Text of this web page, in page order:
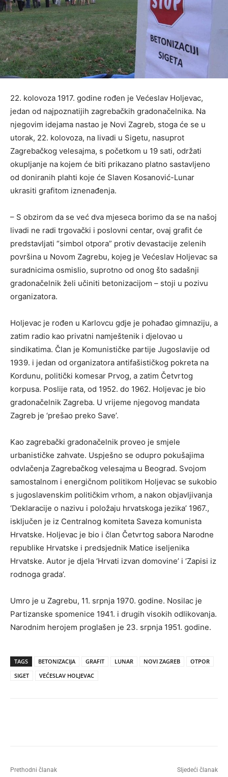
22. kolovoza 1917. godine rođen je Većeslav Holjevac,
jedan od najpoznatijih zagrebačkih gradonačelnika. Na
njegovim idejama nastao je Novi Zagreb, stoga će se u
utorak, 22. kolovoza, na livadi u Sigetu, nasuprot
Zagrebačkog velesajma, s početkom u 19 sati, održati
okupljanje na kojem će biti prikazano platno sastavljeno
od doniranih plahti koje će Slaven Kosanović-Lunar
ukrasiti grafitom iznenađenja.
– S obzirom da se već dva mjeseca borimo da se na našoj
livadi ne radi trgovački i poslovni centar, ovaj grafit će
predstavljati “simbol otpora” protiv devastacije zelenih
površina u Novom Zagrebu, kojeg je Većeslav Holjevac sa
suradnicima osmislio, suprotno od onog što sadašnji
gradonačelnik želi učiniti betonizacijom – stoji u pozivu
organizatora.
Holjevac je rođen u Karlovcu gdje je pohađao gimnaziju, a
zatim radio kao privatni namještenik i djelovao u
sindikatima. Član je Komunističke partije Jugoslavije od
1939. i jedan od organizatora antifašističkog pokreta na
Kordunu, politički komesar Prvog, a zatim Četvrtog
korpusa. Poslije rata, od 1952. do 1962. Holjevac je bio
gradonačelnik Zagreba. U vrijeme njegovog mandata
Zagreb je ‘prešao preko Save’.
Kao zagrebački gradonačelnik proveo je smjele
urbanističke zahvate. Uspješno se odupro pokušajima
odvlačenja Zagrebačkog velesajma u Beograd. Svojom
samostalnom i energičnom politikom Holjevac se sukobio
s jugoslavenskim političkim vrhom, a nakon objavljivanja
‘Deklaracije o nazivu i položaju hrvatskoga jezika’ 1967.,
isključen je iz Centralnog komiteta Saveza komunista
Hrvatske. Holjevac je bio i član Četvrtog sabora Narodne
republike Hrvatske i predsjednik Matice iseljenika
Hrvatske. Autor je djela ‘Hrvati izvan domovine’ i ‘Zapisi iz
rodnoga grada’.
Umro je u Zagrebu, 11. srpnja 1970. godine. Nosilac je
Partizanske spomenice 1941. i drugih visokih odlikovanja.
Narodnim herojem proglašen je 23. srpnja 1951. godine.
TAGS BETONIZACIJA GRAFIT LUNAR NOVI ZAGREB
OTPOR
SIGET
VEĆESLAV HOLJEVAC
Prethodni članak Sljedeći članak